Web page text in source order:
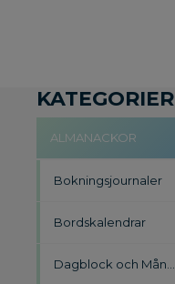
KATEGORIER
ALMANACKOR
Bokningsjournaler
Bordskalendrar
Dagblock och Månadsblock